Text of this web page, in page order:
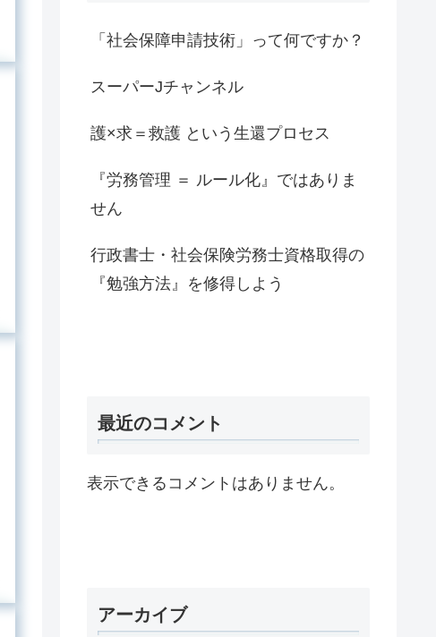
「社会保障申請技術」って何ですか？
スーパーJチャンネル
護×求＝救護 という生還プロセス
『労務管理 ＝ ルール化』ではありま
せん
行政書士・社会保険労務士資格取得の
『勉強方法』を修得しよう
最近のコメント
表示できるコメントはありません。
アーカイブ